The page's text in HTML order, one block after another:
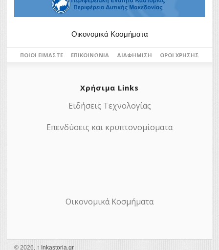
Οικονομικά Κοσμήματα
ΠΟΙΟΙ ΕΊΜΑΣΤΕ ΕΠΙΚΟΙΝΩΝΊΑ ΔΙΑΦΉΜΙΣΗ ΌΡΟΙ ΧΡΉΣΗΣ
Χρήσιμα Links
Ειδήσεις Τεχνολογίας
Επενδύσεις και κρυπτονομίσματα
Οικονομικά Κοσμήματα
© 2026, ↑ Ιnkastoria.gr